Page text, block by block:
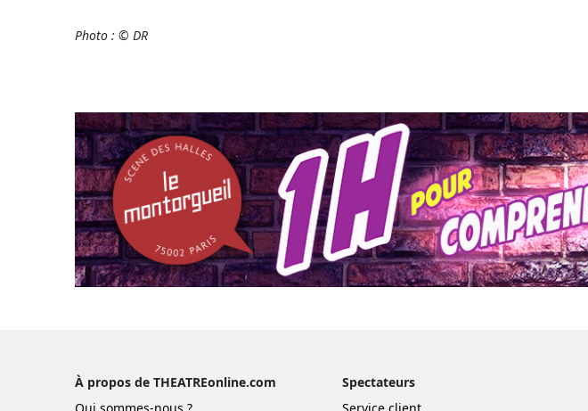
Photo : © DR
À propos de THEATREonline.com
Qui sommes-nous ?
Spectateurs
Service client